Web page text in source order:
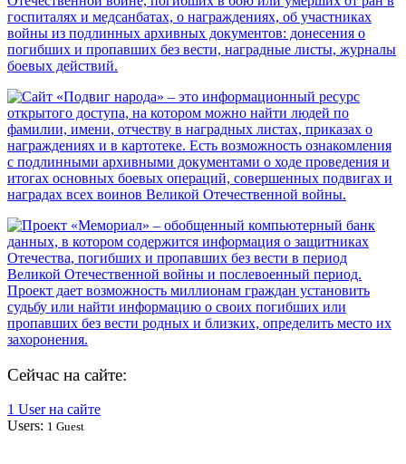
Сейчас на сайте:
1 User на сайте
Users: 1 Guest